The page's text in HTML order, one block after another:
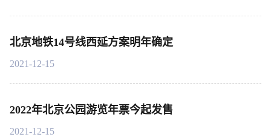
北京地铁14号线西延方案明年确定
2021-12-15
2022年北京公园游览年票今起发售
2021-12-15